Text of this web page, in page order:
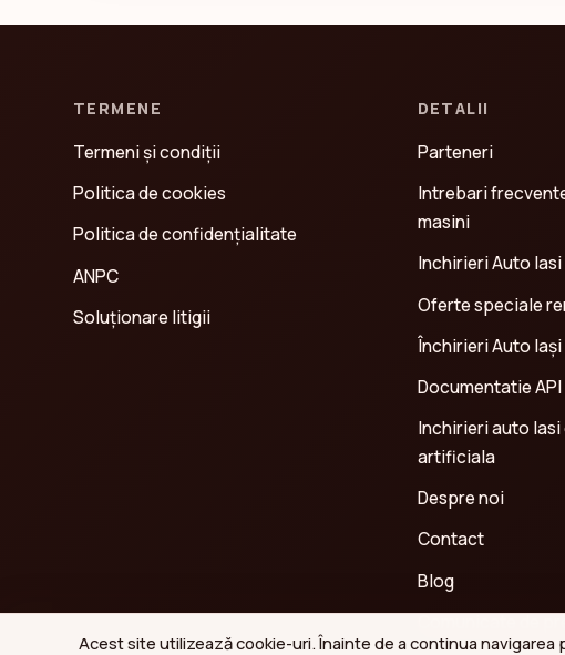
TERMENE
Termeni și condiții
Politica de cookies
Politica de confidenţialitate
ANPC
Soluționare litigii
DETALII
Parteneri
Intrebari
masini
Inchirieri Auto Iasi
Oferte speciale
Închirieri Auto
Documentatie API
Inchirieri auto
artificiala
Despre noi
Contact
Blog
Comunicate de
Acest site utilizează cookie-uri. Înainte de a continua